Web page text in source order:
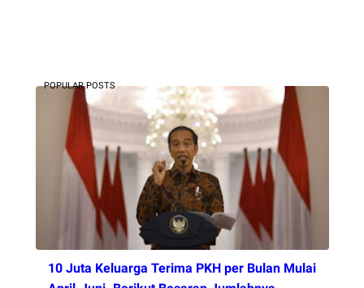
POPULAR POSTS
10 Juta Keluarga Terima PKH per Bulan Mulai